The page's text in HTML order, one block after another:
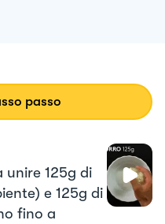
passo
125g di
e 125g di
fino a